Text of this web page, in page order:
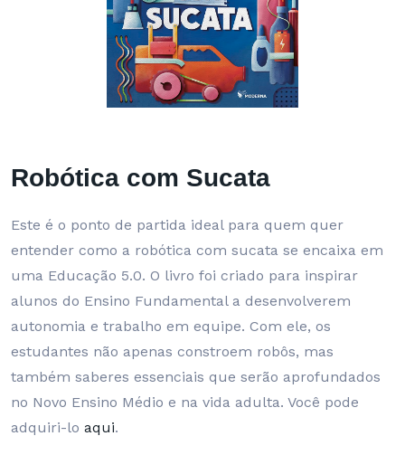
Robótica com Sucata
Este é o ponto de partida ideal para quem quer
entender como a robótica com sucata se encaixa em
uma Educação 5.0. O livro foi criado para inspirar
alunos do Ensino Fundamental a desenvolverem
autonomia e trabalho em equipe. Com ele, os
estudantes não apenas constroem robôs, mas
também saberes essenciais que serão aprofundados
no Novo Ensino Médio e na vida adulta. Você pode
adquiri-lo aqui.